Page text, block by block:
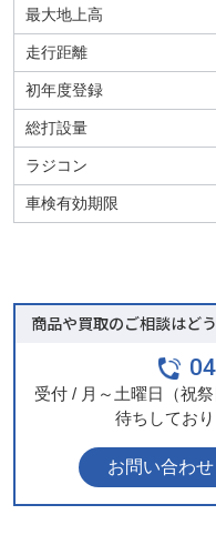
最大地上高
走行距離
初年度登録
総打設量
ラジコン
車検有効期限
商品や買取のご相談はど
受付 / 月～土曜日（祝
待ちしてお